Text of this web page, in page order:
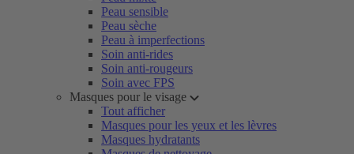
Peau sensible
Peau sèche
Peau à imperfections
Soin anti-rides
Soin anti-rougeurs
Soin avec FPS
Masques pour le visage
Tout afficher
Masques pour les yeux et les lèvres
Masques hydratants